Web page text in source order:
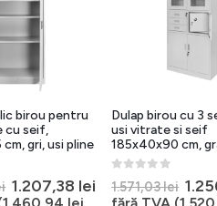
birou pentru
cu seif,
gri, usi pline
Prețul
inițial
1.207,38 lei Prețul
curent
Dulap birou cu 3
usi vitrate si seif
185x40x90 cm,
1.571,03lei